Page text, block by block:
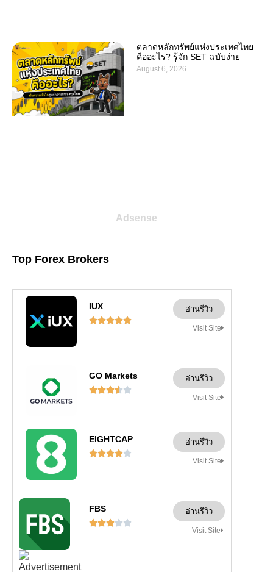
ตลาดหลักทรัพย์แห่งประเทศไทย
คืออะไร? รู้จัก SET ฉบับง่าย
August 6, 2026
Adsense
Top Forex Brokers
IUX

อ่านรีวิว
Visit Site
GO Markets

อ่านรีวิว
Visit Site
EIGHTCAP

อ่านรีวิว
Visit Site
FBS

อ่านรีวิว
Visit Site